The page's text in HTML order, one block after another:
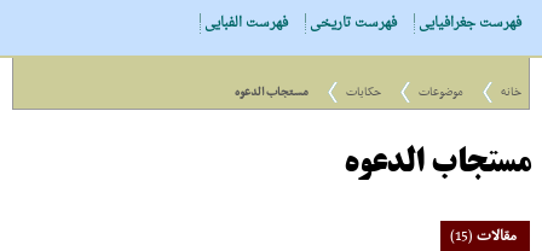
فهرست جغرافیایی
فهرست تاریخی فهرست الفبایی
خانه موضوعات حکایات مستجاب الدعوه
مستجاب الدعوه
مقالات(15)